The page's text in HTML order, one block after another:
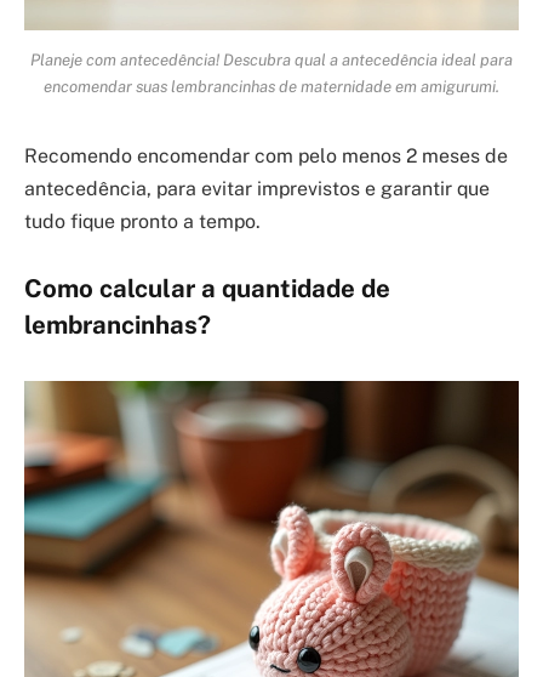
Planeje com antecedência! Descubra qual a antecedência ideal para
encomendar suas lembrancinhas de maternidade em amigurumi.
Recomendo encomendar com pelo menos 2 meses de
antecedência, para evitar imprevistos e garantir que
tudo fique pronto a tempo.
Como calcular a quantidade de
lembrancinhas?